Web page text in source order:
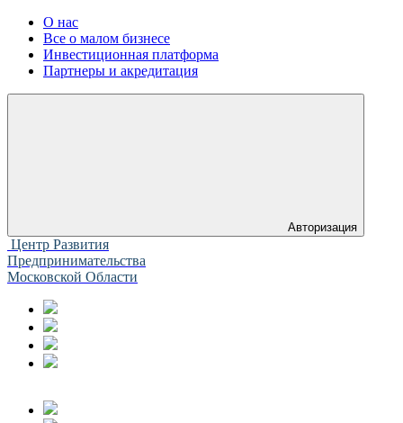
О нас
Все о малом бизнесе
Инвестиционная платформа
Партнеры и акредитация
Авторизация
Центр Развития
Предпринимательства
Московской Области